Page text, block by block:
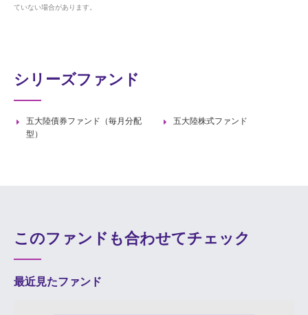
ていない場合があります。
シリーズファンド
五大陸債券ファンド（毎月分配
型）
五大陸株式ファンド
このファンドも合わせてチェック
最近見たファンド